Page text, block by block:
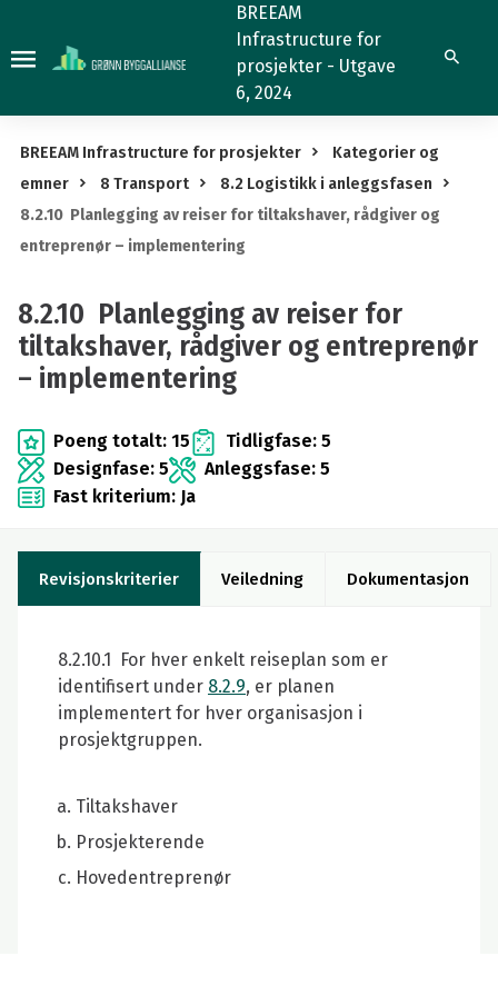
Planlegging
reiser
for
tiltakshaver,
rådgiver
og
implementering
BREEAM
Infrastructure for
prosjekter - Utgave
6, 2024
Søk
BREEAM Infrastructure for prosjekter
Kategorier og
emner
8 Transport
8.2 Logistikk i anleggsfasen
8.2.10 Planlegging av reiser for tiltakshaver, rådgiver og
entreprenør – implementering
8.2.10 Planlegging av reiser for
tiltakshaver, rådgiver og entreprenør
– implementering
Poeng totalt: 15
Tidligfase: 5
Designfase: 5
Anleggsfase: 5
Fast kriterium: Ja
Revisjonskriterier Veiledning Dokumentasjon
8.2.10.1 For hver enkelt reiseplan som er
identifisert under 8.2.9, er planen
implementert for hver organisasjon i
prosjektgruppen.
Tiltakshaver
Prosjekterende
Hovedentreprenør